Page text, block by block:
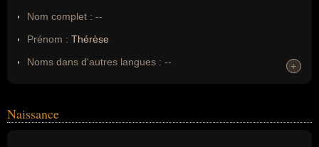
Nom complet : --
Prénom : Thérèse
Noms dans d'autres langues : --
Nom de famille :Aillaud
+
+
Naissance